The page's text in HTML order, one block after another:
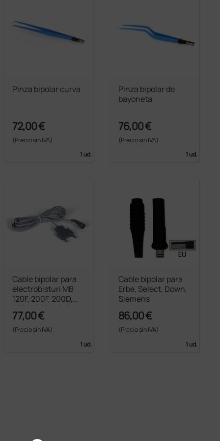
Pinza bipolar curva
72,00 €
(Precio sin IVA)
1 ud.
Pinza bipolar de
bayoneta
76,00 €
(Precio sin IVA)
1 ud.
Cable bipolar para
electrobisturí MB
120F, 200F, 200D,
250, 300D, 400D -
Enchufe americano
77,00 €
(Precio sin IVA)
1 ud.
Cable bipolar para
Erbe, Select, Down,
Siemens
86,00 €
(Precio sin IVA)
1 ud.